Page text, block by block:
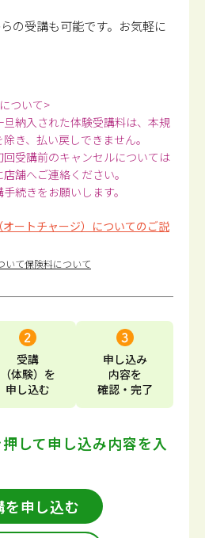
の受講も可能です。 お気軽に
ついて>
旦納入された体験受講料は、本規
き、払い戻しできません。
回受講前のキャンセルについては
舗へご連絡ください。
続きをお願いします。
ートチャージ）についてのご説
いて保険料について
受講
（体験） を
申し込む
申し込み
内容を
確認・完了
して申し込み内容を入
を申し込む